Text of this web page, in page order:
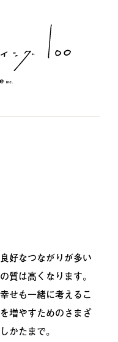
好なつながりが多い
質は高くなります。
せも一緒に考えるこ
増やすためのさまざ
かたまで。